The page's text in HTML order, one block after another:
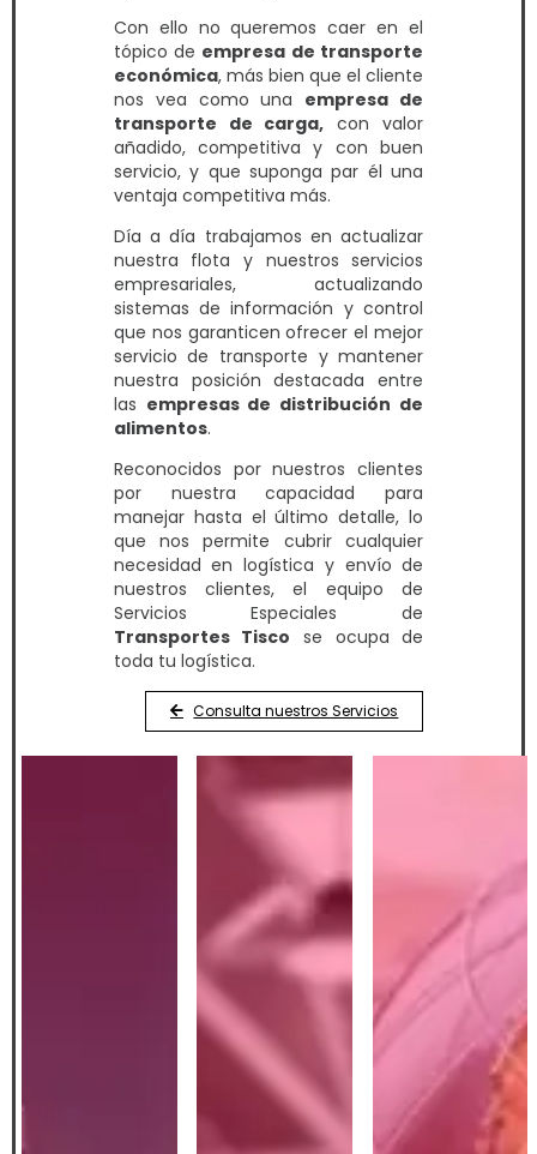
Con ello no queremos caer en el
tópico de empresa de transporte
económica, más bien que el cliente
nos vea como una empresa de
transporte de carga, con valor
añadido, competitiva y con buen
servicio, y que suponga par él una
ventaja competitiva más.
Día a día trabajamos en actualizar
nuestra flota y nuestros servicios
empresariales, actualizando
sistemas de información y control
que nos garanticen ofrecer el mejor
servicio de transporte y mantener
nuestra posición destacada entre
las empresas de distribución de
alimentos.
Reconocidos por nuestros clientes
por nuestra capacidad para
manejar hasta el último detalle, lo
que nos permite cubrir cualquier
necesidad en logística y envío de
nuestros clientes, el equipo de
Servicios Especiales de
Transportes Tisco se ocupa de
toda tu logística.
Consulta nuestros Servicios